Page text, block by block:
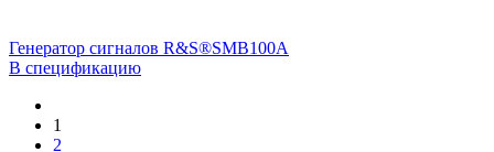
Генератор сигналов R&S®SMB100A
В спецификацию
1
2